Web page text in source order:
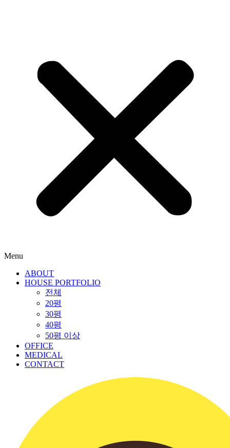
Menu
ABOUT
HOUSE PORTFOLIO
전체
20평
30평
40평
50평 이상
OFFICE
MEDICAL
CONTACT